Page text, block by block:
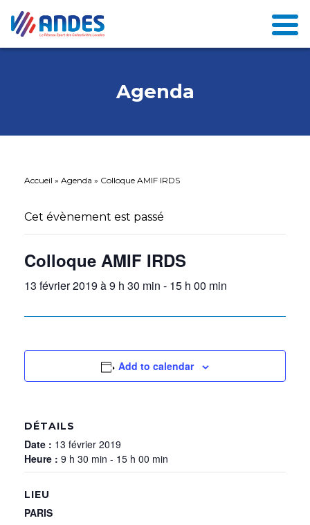
Agenda
Accueil » Agenda » Colloque AMIF IRDS
Cet évènement est passé
Colloque AMIF IRDS
13 février 2019 à 9 h 30 min - 15 h 00 min
Add to calendar
DÉTAILS
Date : 13 février 2019
Heure : 9 h 30 min - 15 h 00 min
LIEU
PARIS